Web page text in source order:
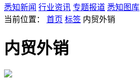
悉知新闻 行业资讯 专题报道 悉知图库
当前位置：
首页 标签 内贸外销
内贸外销